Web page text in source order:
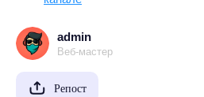
Репост
admin
Веб-мастер